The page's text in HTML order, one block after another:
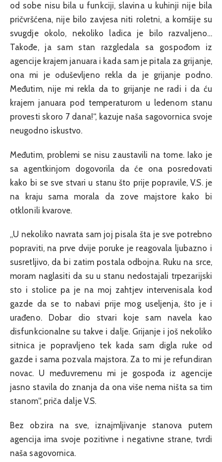
od sobe nisu bila u funkciji, slavina u kuhinji nije bila
pričvršćena, nije bilo zavjesa niti roletni, a komšije su
svugdje okolo, nekoliko ladica je bilo razvaljeno…
Takođe, ja sam stan razgledala sa gospođom iz
agencije krajem januara i kada sam je pitala za grijanje,
ona mi je oduševljeno rekla da je grijanje podno.
Međutim, nije mi rekla da to grijanje ne radi i da ću
krajem januara pod temperaturom u ledenom stanu
provesti skoro 7 dana!“, kazuje naša sagovornica svoje
neugodno iskustvo.
Međutim, problemi se nisu zaustavili na tome. Iako je
sa agentkinjom dogovorila da će ona posredovati
kako bi se sve stvari u stanu što prije popravile, V.S. je
na kraju sama morala da zove majstore kako bi
otklonili kvarove.
„U nekoliko navrata sam joj pisala šta je sve potrebno
popraviti, na prve dvije poruke je reagovala ljubazno i
susretljivo, da bi zatim postala odbojna. Ruku na srce,
moram naglasiti da su u stanu nedostajali trpezarijski
sto i stolice pa je na moj zahtjev intervenisala kod
gazde da se to nabavi prije mog useljenja, što je i
urađeno. Dobar dio stvari koje sam navela kao
disfunkcionalne su takve i dalje. Grijanje i još nekoliko
sitnica je popravljeno tek kada sam digla ruke od
gazde i sama pozvala majstora. Za to mi je refundiran
novac. U međuvremenu mi je gospođa iz agencije
jasno stavila do znanja da ona više nema ništa sa tim
stanom“, priča dalje V.S.
Bez obzira na sve, iznajmljivanje stanova putem
agencija ima svoje pozitivne i negativne strane, tvrdi
naša sagovornica.